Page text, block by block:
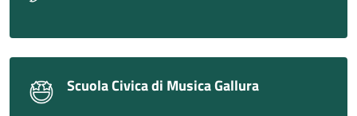
Scuola Civica di Musica Gallura